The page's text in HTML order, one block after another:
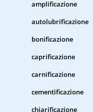
amplificazione
autolubrificazione
bonificazione
caprificazione
carnificazione
cementificazione
chiarificazione